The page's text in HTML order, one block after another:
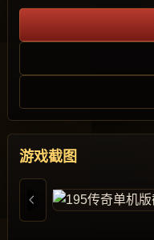
游戏截图